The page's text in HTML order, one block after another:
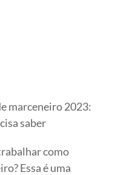
marceneiro 2023:
saber
como
Essa é uma